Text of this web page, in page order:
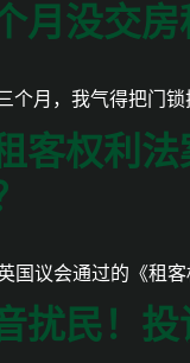
月没交房
个月，我气得把门
客权利
国议会通过的《租
扰民！投